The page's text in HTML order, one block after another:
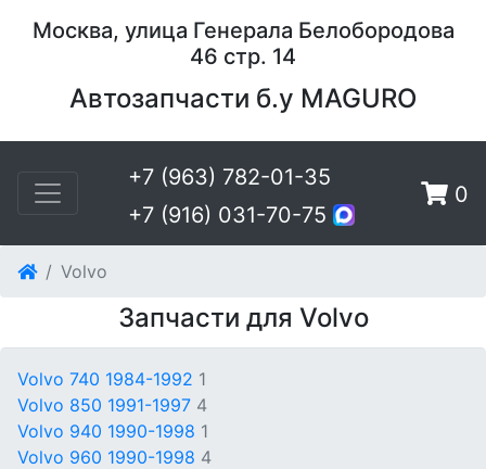
Москва, улица Генерала Белобородова
46 стр. 14
Автозапчасти б.у MAGURO
+7 (963) 782-01-35
+7 (916) 031-70-75
0
Volvo
Запчасти для Volvo
Volvo 740 1984-1992 1
Volvo 850 1991-1997 4
Volvo 940 1990-1998 1
Volvo 960 1990-1998 4